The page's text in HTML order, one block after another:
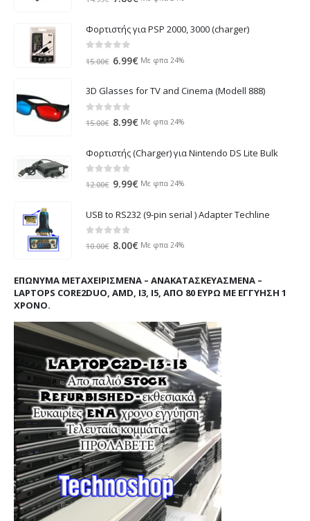
was:
14.99€.
τιμή
Φορτιστής για PSP 2000, 3000 (charger)
out of 5
15.00€ Original
was:
15.00€.
6.99€ Η
τιμή
Με φπα 24%
3D Glasses for TV and Cinema (Modell 888)
out of 5
15.00€ Original
was:
15.00€.
8.99€ Η
τιμή
είναι:
Με φπα 24%
Φορτιστής (Charger) για Nintendo DS Lite Bulk
out of 5
12.00€ Original
was:
12.00€.
9.99€ Η
τιμή
είναι:
Με φπα 24%
USB to RS232 (9-pin serial ) Adapter Techline
out of 5
10.00€ Original
10.00€.
8.00€ Η
είναι:
8.00€.
Με φπα 24%
ΕΠΏΝΥΜΑ ΜΕΤΑΧΕΙΡΙΣΜΈΝΑ – ΑΝΑΚΑΤΑΣΚΕΥΑΣΜΈΝΑ –
LAPTOPS CORE2DUO, AMD, I3, I5, ΑΠΌ 80 ΕΥΡΏ ΜΕ ΕΓΓΎΗΣΗ 1
ΧΡΌΝΟ.